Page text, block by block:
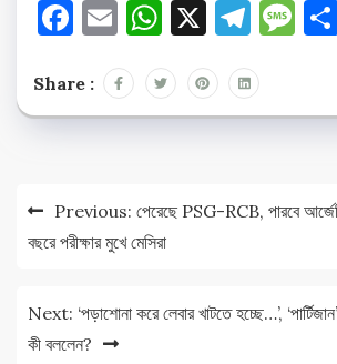
Facebook
EmailWhatsApp
X
Share :
Post
navigation
Previous: পেরেছে PSG-RCB, পারবে
বছরে পরীক্ষার মুখে মেসিরা
Next: ‘পড়াশোনা করে লেবার খাটতে হচ্ছে…’,
কী বললেন?